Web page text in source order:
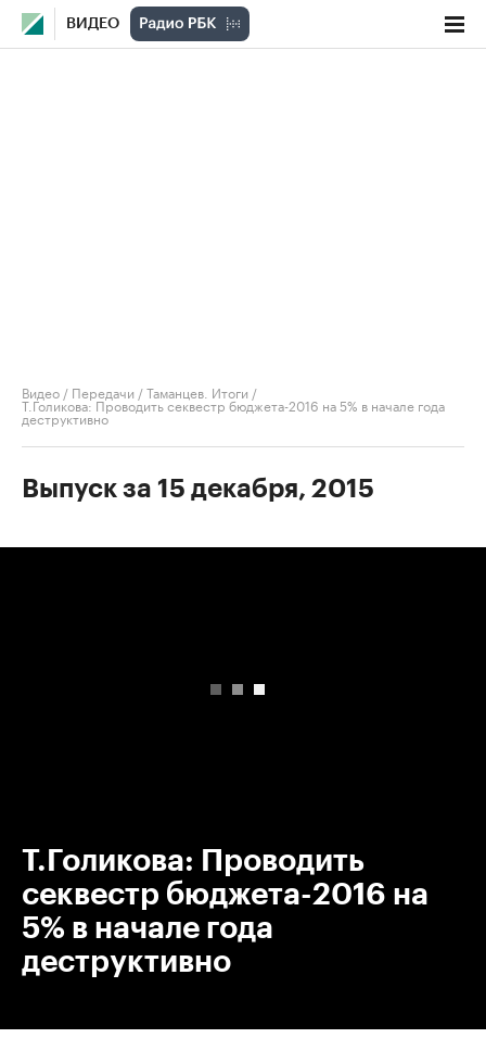
ВИДЕО
Видео / Передачи /Таманцев. Итоги /
Т.Голикова: Проводить секвестр бюджета-2016 на 5% в начале года
деструктивно
Выпуск за 15 декабря, 2015
Т.Голикова: Проводить
секвестр бюджета-2016 на
5% в начале года
деструктивно